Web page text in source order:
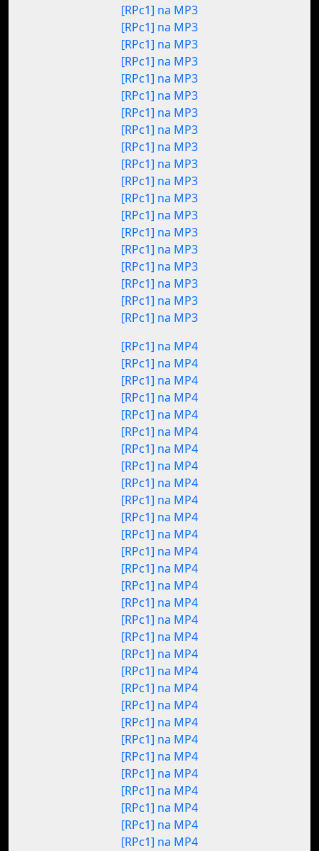
[RPc1] na MP3
[RPc1] na MP3
[RPc1] na MP3
[RPc1] na MP3
[RPc1] na MP3
[RPc1] na MP3
[RPc1] na MP3
[RPc1] na MP3
[RPc1] na MP3
[RPc1] na MP3
[RPc1] na MP3
[RPc1] na MP3
[RPc1] na MP3
[RPc1] na MP3
[RPc1] na MP3
[RPc1] na MP3
[RPc1] na MP3
[RPc1] na MP3
[RPc1] na MP3
[RPc1] na MP4
[RPc1] na MP4
[RPc1] na MP4
[RPc1] na MP4
[RPc1] na MP4
[RPc1] na MP4
[RPc1] na MP4
[RPc1] na MP4
[RPc1] na MP4
[RPc1] na MP4
[RPc1] na MP4
[RPc1] na MP4
[RPc1] na MP4
[RPc1] na MP4
[RPc1] na MP4
[RPc1] na MP4
[RPc1] na MP4
[RPc1] na MP4
[RPc1] na MP4
[RPc1] na MP4
[RPc1] na MP4
[RPc1] na MP4
[RPc1] na MP4
[RPc1] na MP4
[RPc1] na MP4
[RPc1] na MP4
[RPc1] na MP4
[RPc1] na MP4
[RPc1] na MP4
[RPc1] na MP4